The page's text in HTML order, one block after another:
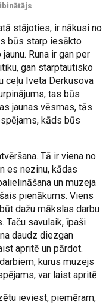
stājoties, ir nākusi no
būs starp iesākto
Runa ir gan per
gan starptautisko
ceļu Iveta Derkusova
tas būs
jaunas vēsmas, tās
kāds būs
Tā ir viena no
es nezinu, kādas
un muzeja
pienākums. Viens
dažu mākslas darbu
Taču savulaik, īpaši
daudz diezgan
apritē un pārdot.
kurus muzejs
var laist apritē.
ieviest, piemēram,